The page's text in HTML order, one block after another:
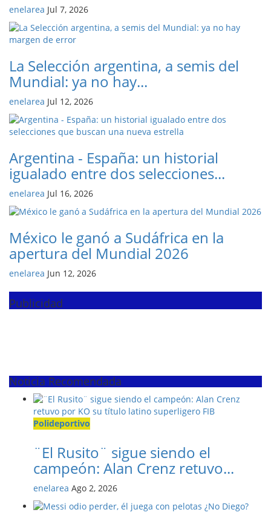
enelarea Jul 7, 2026
La Selección argentina, a semis del
Mundial: ya no hay...
enelarea Jul 12, 2026
Argentina - España: un historial
igualado entre dos selecciones...
enelarea Jul 16, 2026
México le ganó a Sudáfrica en la
apertura del Mundial 2026
enelarea Jun 12, 2026
Publicidad
Noticia Recomendada
Polideportivo
¨El Rusito¨ sigue siendo el
campeón: Alan Crenz retuvo...
enelarea Ago 2, 2026